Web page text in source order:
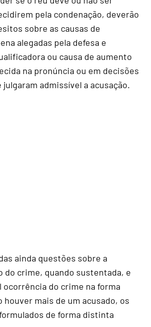
pela condenação, deverão
sobre as causas de
alegadas pela defesa e
ou causa de aumento
na pronúncia ou em decisões
admissível a acusação.
ainda questões sobre a
do crime, quando sustentada, e
ocorrência do crime na forma
houver mais de um acusado, os
de forma distinta